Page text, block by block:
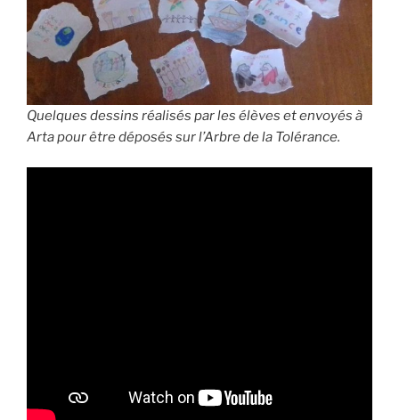
Quelques dessins réalisés par les élèves et envoyés à
Arta pour être déposés sur l’Arbre de la Tolérance.